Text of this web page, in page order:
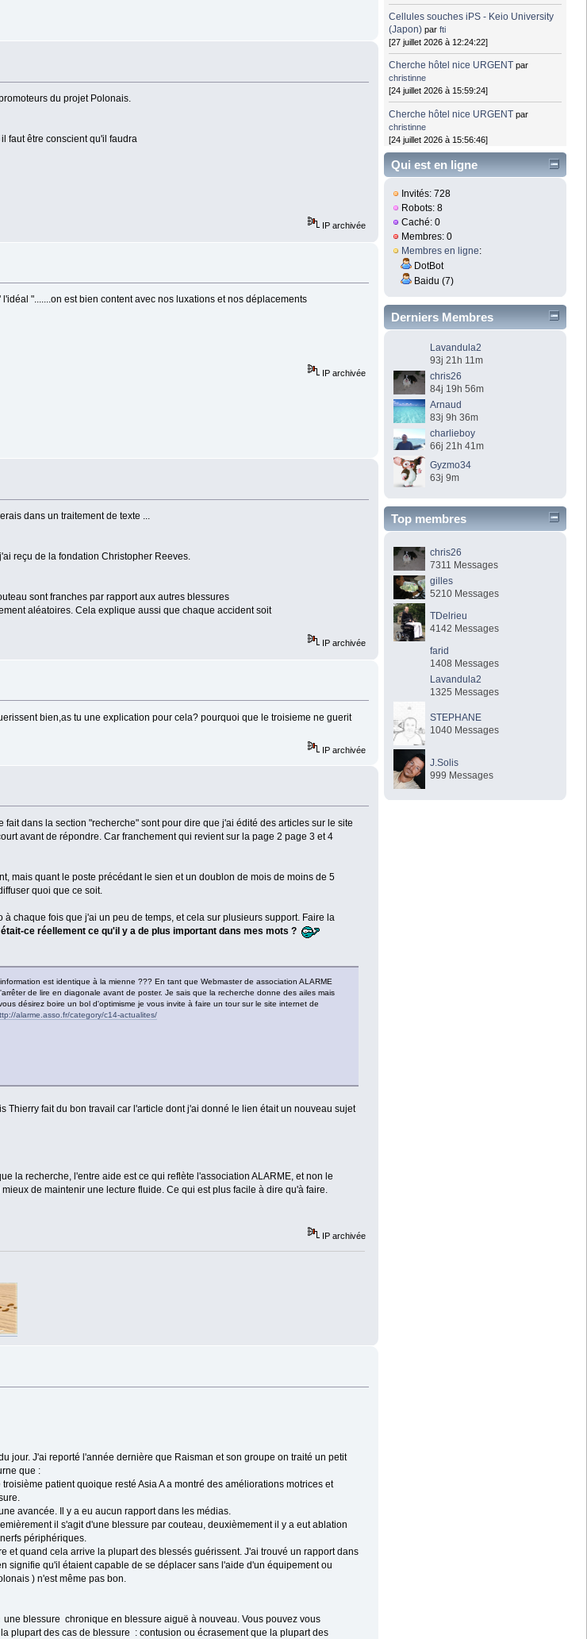
du projet Polonais.
faut être conscient qu'il faudra
IP archivée
".......on est bien content avec nos luxations et nos déplacements
IP archivée
dans un traitement de texte ...
reçu de la fondation Christopher Reeves.
sont franches par rapport aux autres blessures
aléatoires. Cela explique aussi que chaque accident soit
IP archivée
bien,as tu une explication pour cela? pourquoi que le troisieme ne guerit
IP archivée
dans la section "recherche" sont pour dire que j'ai édité des articles sur le site
avant de répondre. Car franchement qui revient sur la page 2 page 3 et 4
mais quant le poste précédant le sien et un doublon de mois de moins de 5
quoi que ce soit.
chaque fois que j'ai un peu de temps, et cela sur plusieurs support. Faire la
ce réellement ce qu'il y a de plus important dans mes mots ?
est identique à la mienne ??? En tant que Webmaster de association ALARME
de lire en diagonale avant de poster. Je sais que la recherche donne des ailes mais
désirez boire un bol d'optimisme je vous invite à faire un tour sur le site internet de
alarme.asso.fr/category/c14-actualites/
Thierry fait du bon travail car l'article dont j'ai donné le lien était un nouveau sujet
la recherche, l'entre aide est ce qui reflète l'association ALARME, et non le
de maintenir une lecture fluide. Ce qui est plus facile à dire qu'à faire.
IP archivée
jour. J'ai reporté l'année dernière que Raisman et son groupe on traité un petit
que :
patient quoique resté Asia A a montré des améliorations motrices et
avancée. Il y a eu aucun rapport dans les médias.
il s'agit d'une blessure par couteau, deuxièmement il y a eut ablation
périphériques.
et quand cela arrive la plupart des blessés guérissent. J'ai trouvé un rapport dans
signifie qu'il étaient capable de se déplacer sans l'aide d'un équipement ou
) n'est même pas bon.
blessure chronique en blessure aiguë à nouveau. Vous pouvez vous
plupart des cas de blessure : contusion ou écrasement que la plupart des
Cellules souches iPS - Keio University
(Japon) parfti
[27 juillet 2026 à 12:24:22]
Cherche hôtel nice URGENT par
christinne
[24 juillet 2026 à 15:59:24]
Cherche hôtel nice URGENT par
christinne
[24 juillet 2026 à 15:56:46]
Qui est en ligne
Invités: 728
Robots: 8
Caché: 0
Membres: 0
Membres en ligne:
DotBot
Baidu (7)
Derniers Membres
Lavandula2
93j 21h 11m
chris26
84j 19h 56m
Arnaud
83j 9h 36m
charlieboy
66j 21h 41m
Gyzmo34
63j 9m
Top membres
chris26
7311 Messages
gilles
5210 Messages
TDelrieu
4142 Messages
farid
1408 Messages
Lavandula2
1325 Messages
STEPHANE
1040 Messages
J.Solis
999 Messages